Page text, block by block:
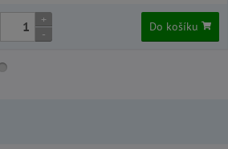
+
-
Do košíku